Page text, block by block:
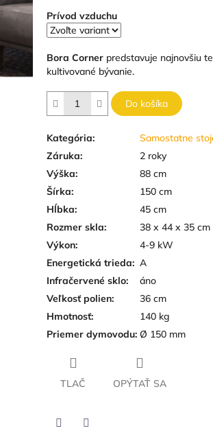
Prívod vzduchu
Bora Corner predstavuje najnovšiu
kultivované bývanie.
Do košíka
Kategória:
Samostatne
Záruka:
2 roky
Výška:
88 cm
Šírka:
150 cm
Hĺbka:
45 cm
Rozmer skla:
38 x 44 x 35 cm
Výkon:
4-9 kW
Energetická trieda: A
Infračervené sklo:
áno
Veľkosť polien:
36 cm
Hmotnosť:
140 kg
Priemer dymovodu: Ø 150 mm
TLAČ OPÝTAŤ SA